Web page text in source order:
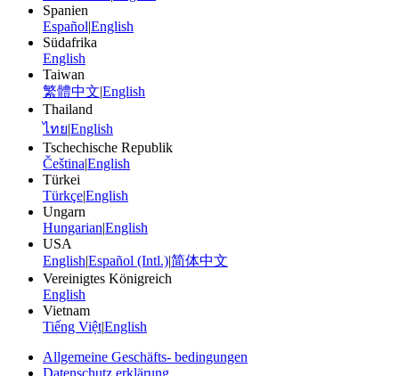
Spanien
Español|English
Südafrika
English
Taiwan
繁體中文|English
Thailand
ไทย|English
Tschechische Republik
Čeština|English
Türkei
Türkçe|English
Ungarn
Hungarian|English
USA
English|Español (Intl.)|简体中文
Vereinigtes Königreich
English
Vietnam
Tiếng Việt|English
Allgemeine Geschäfts- bedingungen
Datenschutz erklärung